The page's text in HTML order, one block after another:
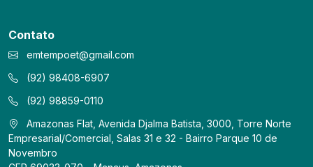
Contato
emtempoet@gmail.com
(92) 98408-6907
(92) 98859-0110
Amazonas Flat, Avenida Djalma Batista, 3000, Torre Norte
Empresarial/Comercial, Salas 31 e 32 - Bairro Parque 10 de
Novembro